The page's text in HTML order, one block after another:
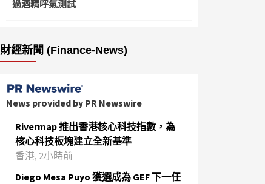
過酒精呼氣測試
財經新聞 (Finance-News)
News provided by PR Newswire
Rivermap 推出香港核心科技指數，為
核心科技板塊建立全新基準
香港, 2小時前
Diego Mesa Puyo 獲選成為 GEF 下一任